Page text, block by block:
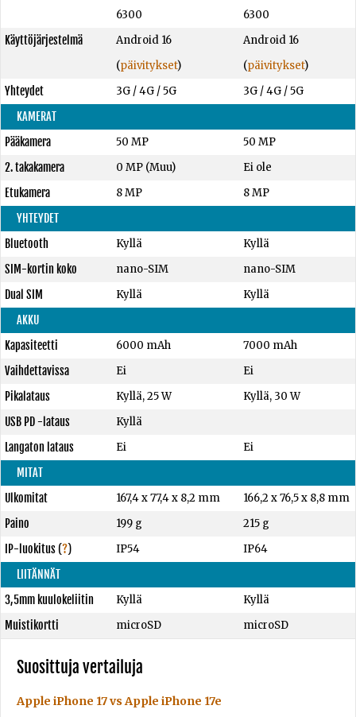
6300
6300
Käyttöjärjestelmä
Android 16
(päivitykset)
Android 16
(päivitykset)
Yhteydet
3G / 4G / 5G
3G / 4G / 5G
KAMERAT
Pääkamera
50 MP
50 MP
2. takakamera
0 MP (Muu)
Ei ole
Etukamera
8 MP
8 MP
YHTEYDET
Bluetooth
Kyllä
Kyllä
SIM-kortin koko
nano-SIM
nano-SIM
Dual SIM
Kyllä
Kyllä
AKKU
Kapasiteetti
6000 mAh
7000 mAh
Vaihdettavissa
Ei
Ei
Pikalataus
Kyllä, 25 W
Kyllä, 30 W
USB PD -lataus
Kyllä
Langaton lataus
Ei
Ei
MITAT
Ulkomitat
167,4 x 77,4 x 8,2 mm
166,2 x 76,5 x 8,8 mm
Paino
199 g
215 g
IP-luokitus(?) IP54
IP64
LIITÄNNÄT
3,5mm kuulokeliitin
Kyllä
Kyllä
Muistikortti
microSD microSD
Suosittuja vertailuja
Apple iPhone 17 vs Apple iPhone 17e